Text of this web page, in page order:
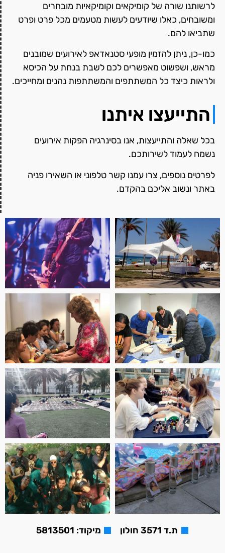
לרשותנו שורה של קומיקאים וקומיקאיות מובחרים
ומשובחים, כאלו שיודעים לעשות מטעמים מכל פרט ופרט
שתביאו להם.
כמו-כן, ניתן להזמין מופעי סטנאדאפ לאירועים שמובנים
מראש, ושפשוט מאפשרים לכם לשבת בנחת על הכיסא
ולראות כיצד כל המשתתפים והמשתתפות נהנים ומחייכים.
התייעצו איתנו
בכל שאלה והתייעצות, אנו בסינרגיה הפקות אירועים
נשמח לעמוד לשירותכם.
לפרטים נוספים, צרו עמנו קשר טלפוני או השאירו פניה
באתר ונשוב אליכם בהקדם.
ת.ד 3571 חולון מיקוד: 5813501